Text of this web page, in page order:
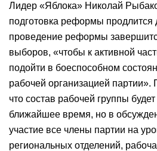
Лидер «Яблока» Николай
подготовка реформы продлится
проведение реформы
выборов, «чтобы к активной
подойти в боеспособном
рабочей организацией
что состав рабочей группы
ближайшее время, но в
участие все члены партии на
региональных отделений,